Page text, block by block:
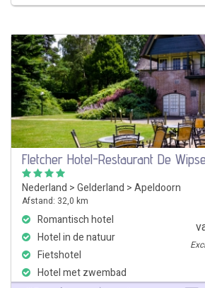
Fletcher Hotel-Restaurant De
Nederland >Gelderland >Apeldoorn
Afstand: 32,0 km
Romantisch hotel
Hotel in de natuur
Fietshotel
Hotel met zwembad